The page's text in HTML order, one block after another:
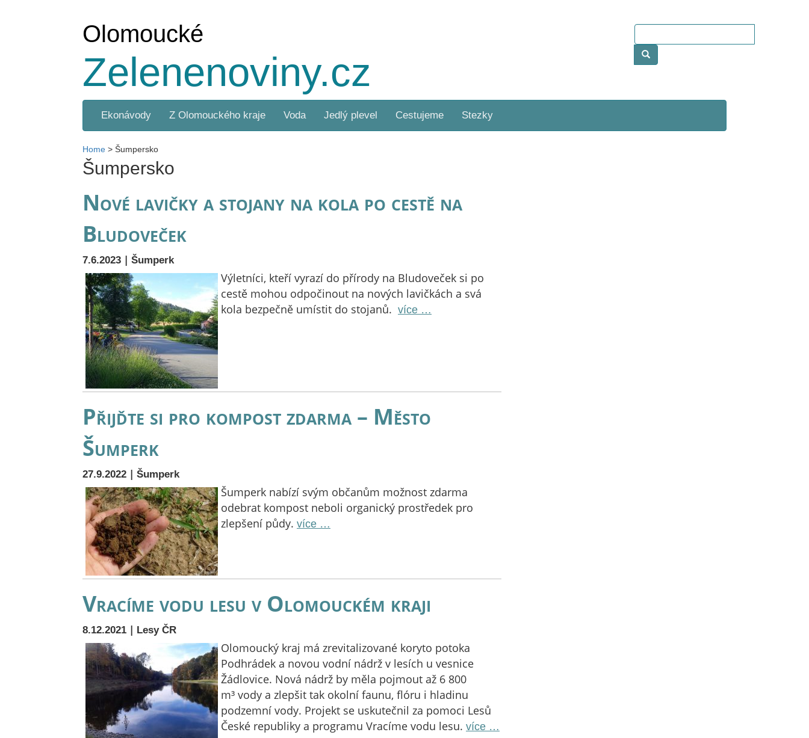
Olomoucké
Zelenenoviny.cz
Ekonávody Z Olomouckého kraje Voda Jedlý plevel Cestujeme Stezky
Home > Šumpersko
Šumpersko
Nové lavičky a stojany na kola po cestě na
Bludoveček
7.6.2023 | Šumperk
Výletníci, kteří vyrazí do přírody na Bludoveček si po
cestě mohou odpočinout na nových lavičkách a svá
kola bezpečně umístit do stojanů. více …
Přijďte si pro kompost zdarma – Město
Šumperk
27.9.2022 | Šumperk
Šumperk nabízí svým občanům možnost zdarma
odebrat kompost neboli organický prostředek pro
zlepšení půdy. více …
Vracíme vodu lesu v Olomouckém kraji
8.12.2021 | Lesy ČR
Olomoucký kraj má zrevitalizované koryto potoka
Podhrádek a novou vodní nádrž v lesích u vesnice
Žádlovice. Nová nádrž by měla pojmout až 6 800
m³ vody a zlepšit tak okolní faunu, flóru i hladinu
podzemní vody. Projekt se uskutečnil za pomoci Lesů
České republiky a programu Vracíme vodu lesu. více …